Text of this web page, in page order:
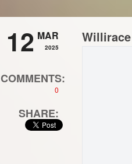
12 MAR
2025
COMMENTS:
0
SHARE: